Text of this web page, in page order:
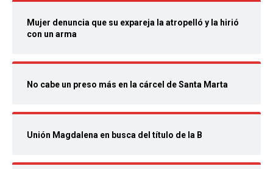
Mujer denuncia que su expareja la atropelló y la hirió
con un arma
No cabe un preso más en la cárcel de Santa Marta
Unión Magdalena en busca del título de la B